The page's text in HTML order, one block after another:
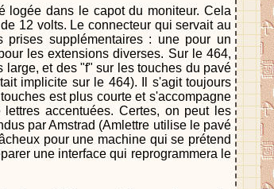
logée dans le capot du moniteur. Cela
12 volts. Le connecteur qui servait au
supplémentaires : une pour un
les extensions diverses. Sur le 464,
et des "f" sur les touches du pavé
implicite sur le 464). Il s'agit toujours
est plus courte et s'accompagne
accentuées. Certes, on peut les
par Amstrad (Amlettre utilise le pavé
pour une machine qui se prétend
une interface qui reprogrammera le